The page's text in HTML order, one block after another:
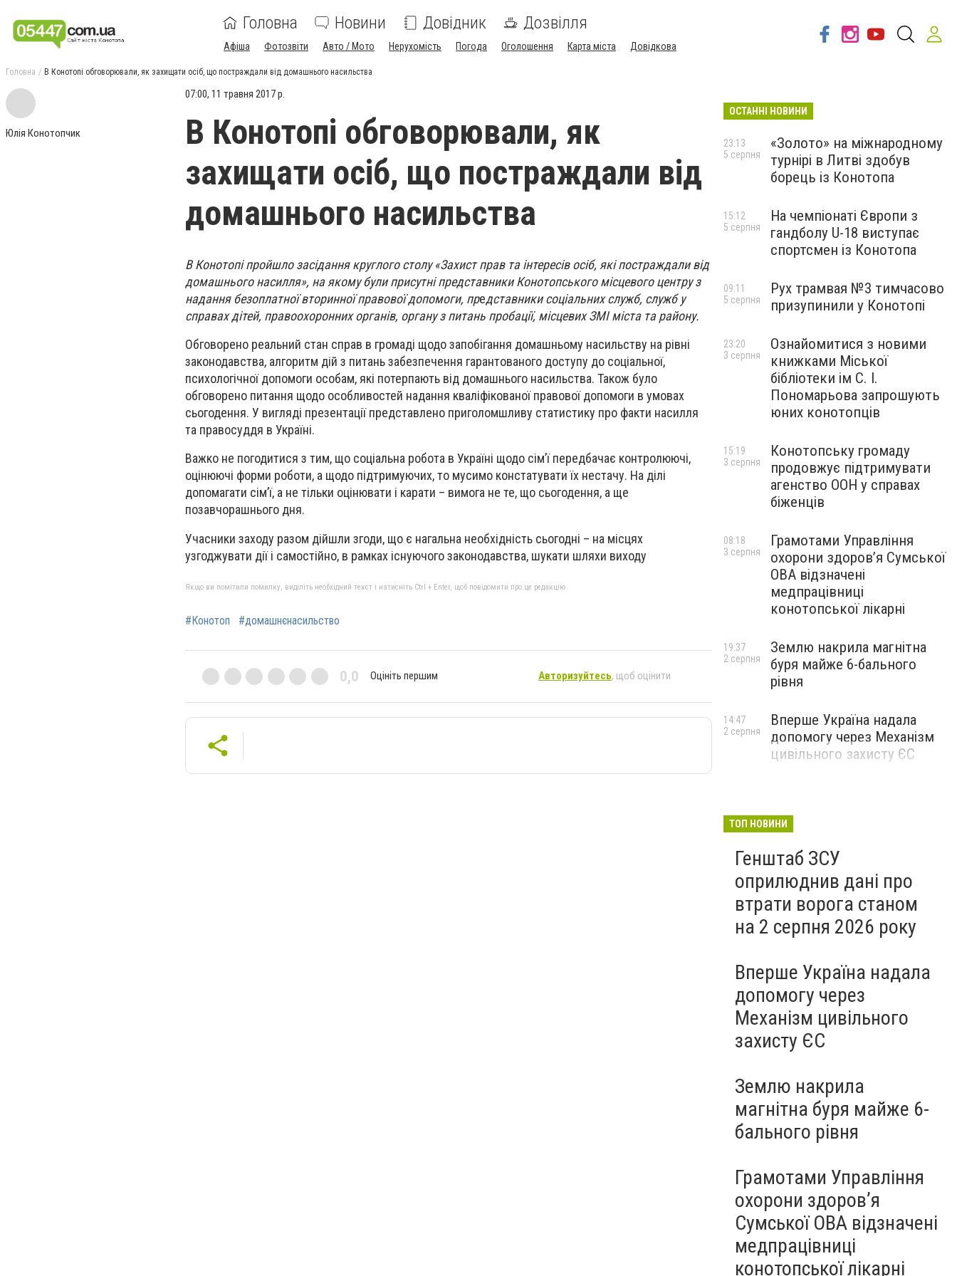
Головна Новини Довідник Дозвілля
Афіша Фотозвіти Авто / Мото Нерухомість Погода Оголошення Карта міста Довідкова
Головна В Конотопі обговорювали, як захищати осіб, що постраждали від домашнього насильства
Юлія Конотопчик
07:00, 11 травня 2017 р.
В Конотопі обговорювали, як
захищати осіб, що постраждали від
домашнього насильства
В Конотопі пройшло засідання круглого столу «Захист прав та інтересів осіб, які постраждали від
домашнього насилля», на якому були присутні представники Конотопського місцевого центру з
надання безоплатної вторинної правової допомоги, представники соціальних служб, служб у
справах дітей, правоохоронних органів, органу з питань пробації, місцевих ЗМІ міста та району.
Обговорено реальний стан справ в громаді щодо запобігання домашньому насильству на рівні
законодавства, алгоритм дій з питань забезпечення гарантованого доступу до соціальної,
психологічної допомоги особам, які потерпають від домашнього насильства. Також було
обговорено питання щодо особливостей надання кваліфікованої правової допомоги в умовах
сьогодення. У вигляді презентації представлено приголомшливу статистику про факти насилля
та правосуддя в Україні.
Важко не погодитися з тим, що соціальна робота в Україні щодо сім’ї передбачає контролюючі,
оцінюючі форми роботи, а щодо підтримуючих, то мусимо констатувати їх нестачу. На ділі
допомагати сім’ї, а не тільки оцінювати і карати – вимога не те, що сьогодення, а ще
позавчорашнього дня.
Учасники заходу разом дійшли згоди, що є нагальна необхідність сьогодні – на місцях
узгоджувати дії і самостійно, в рамках існуючого законодавства, шукати шляхи виходу
Якщо ви помітили помилку, виділіть необхідний текст і натисніть Ctrl + Enter, щоб повідомити про це редакцію
#Конотоп #домашнєнасильство
0,0 Оцініть першим Авторизуйтесь, щоб оцінити
ОСТАННІ НОВИНИ
«Золото» на міжнародному
турнірі в Литві здобув
борець із Конотопа
23:13
5 серпня
На чемпіонаті Європи з
гандболу U-18 виступає
спортсмен із Конотопа
15:12
5 серпня
Рух трамвая №3 тимчасово
призупинили у Конотопі
09:11
5 серпня
Ознайомитися з новими
книжками Міської
бібліотеки ім С. І.
Пономарьова запрошують
юних конотопців
23:20
3 серпня
Конотопську громаду
продовжує підтримувати
агенство ООН у справах
біженців
15:19
3 серпня
Грамотами Управління
охорони здоров’я Сумської
ОВА відзначені
медпрацівниці
конотопської лікарні
08:18
3 серпня
Землю накрила магнітна
буря майже 6-бального
рівня
19:37
2 серпня
Вперше Україна надала
допомогу через Механізм
цивільного захисту ЄС
14:47
2 серпня
ТОП НОВИНИ
Генштаб ЗСУ
оприлюднив дані про
втрати ворога станом
на 2 серпня 2026 року
Вперше Україна надала
допомогу через
Механізм цивільного
захисту ЄС
Землю накрила
магнітна буря майже 6-
бального рівня
Грамотами Управління
охорони здоров’я
Сумської ОВА відзначені
медпрацівниці
конотопської лікарні